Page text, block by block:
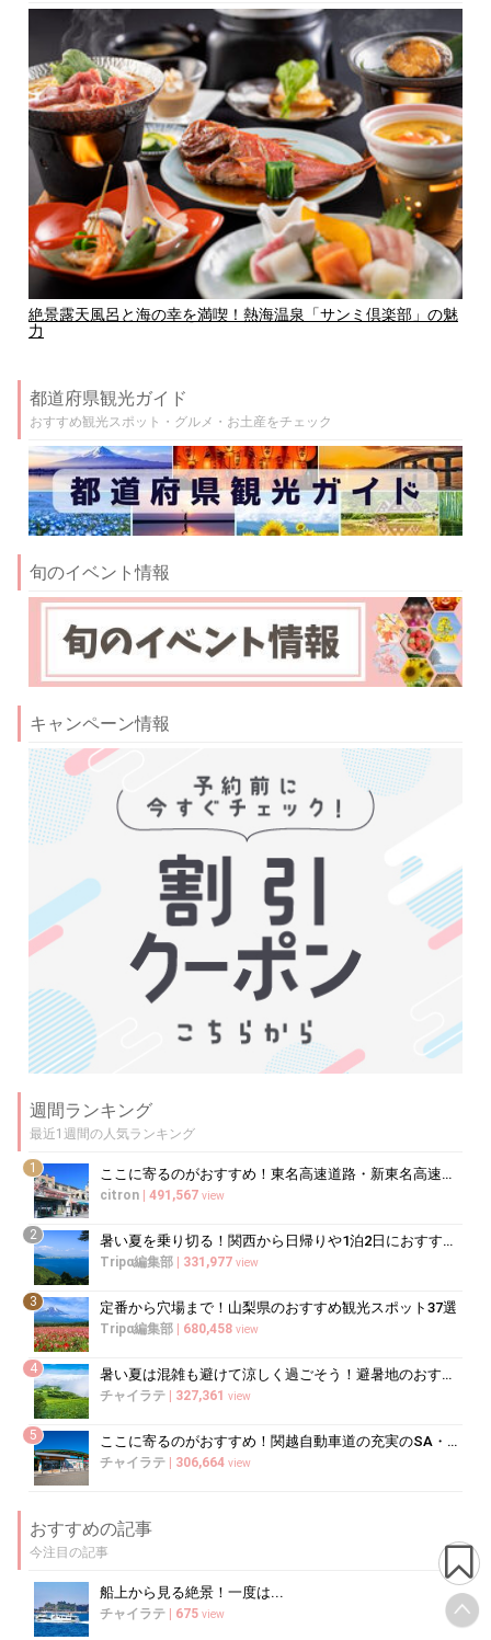
絶景露天風呂と海の幸を満喫！熱海温泉「サンミ倶楽部」の魅
力
都道府県観光ガイド
おすすめ観光スポット・グルメ・お土産をチェック
旬のイベント情報
キャンペーン情報
週間ランキング
最近1週間の人気ランキング
1 ここに寄るのがおすすめ！東名高速道路・新東名高速道路の充実のSA・PA10選
citron | 491,567 view
2 暑い夏を乗り切る！関西から日帰りや1泊2日におすすめの避暑地10選
Tripα編集部 | 331,977 view
3 定番から穴場まで！山梨県のおすすめ観光スポット37選
Tripα編集部 | 680,458 view
4 暑い夏は混雑も避けて涼しく過ごそう！避暑地のおすすめ穴場スポット10選
チャイラテ | 327,361 view
5 ここに寄るのがおすすめ！関越自動車道の充実のSA・PA5選
チャイラテ | 306,664 view
おすすめの記事
今注目の記事
船上から見る絶景！一度は...
チャイラテ | 675 view